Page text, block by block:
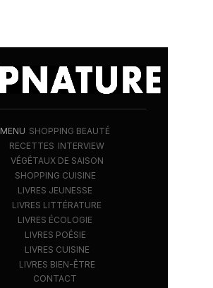
MENU SHOPPING BEAUTÉ
RECETTES INTERVIEW
VÉGÉTAUX DE SAISON
SHOPPING CUISINE
LIVRES JEUNESSE
LIVRES LITTÉRATURE
LIVRES ÉCOLOGIE
LIVRES POÉSIE
LIVRES CUISINE
LIVRES BIEN-ÊTRE
CONTACT